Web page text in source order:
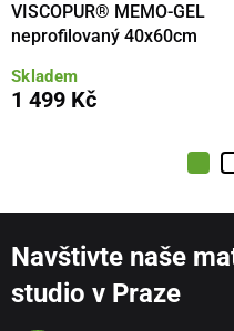
VISCOPUR® MEMO-GEL
neprofilovaný 40x60cm
Skladem
1 499 Kč
Navštivte naše
studio v Praze